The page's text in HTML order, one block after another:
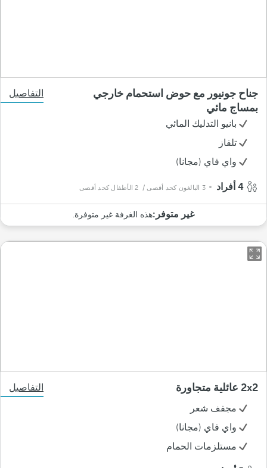
جناح جونيور مع حوض استحمام خارجي
بمساج مائي
التفاصيل
بانيو التدليك المائي
تلفاز
واي فاي (مجانا)
3 البالغون كحد أقصى / 2 الأطفال كحد أقصى
غير متوفر:هذه الغرفة غير متوفرة.
2x2 عائلية متجاورة
التفاصيل
مجفف شعر
واي فاي (مجانا)
مستلزمات الحمام